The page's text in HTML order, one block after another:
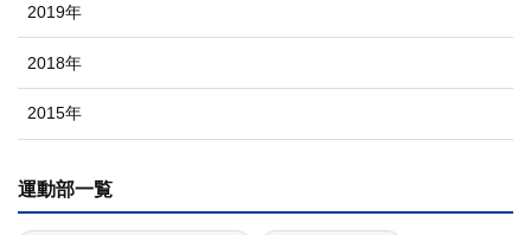
2019年
2018年
2015年
運動部一覧